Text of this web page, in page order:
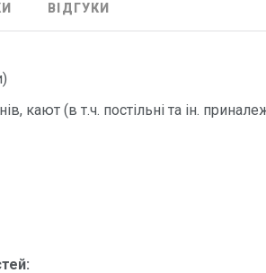
ВІДГУКИ
кают (в т.ч. постільні та ін.